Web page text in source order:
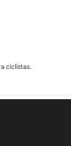
ciclistas.